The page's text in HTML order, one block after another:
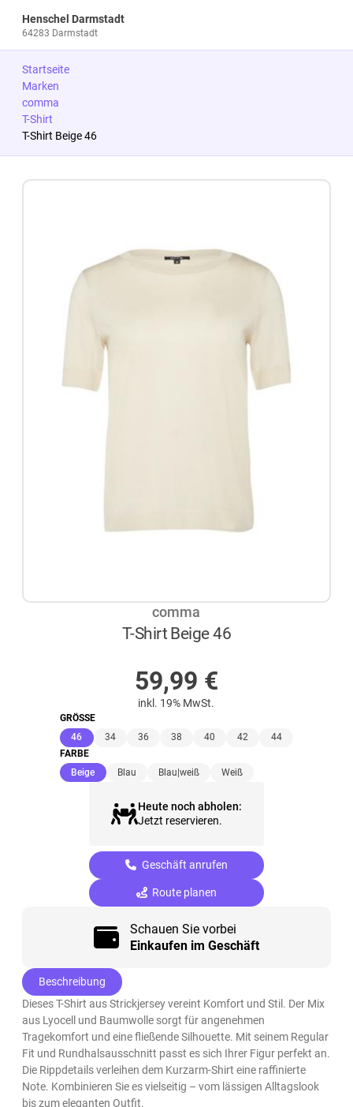
Henschel Darmstadt
64283 Darmstadt
Startseite
Marken
comma
T-Shirt
T-Shirt Beige 46
comma
T-Shirt Beige 46
59,99 €
inkl. 19% MwSt.
GRÖSSE
46(ausgewählt)
34 36 38 40 42
44
FARBE
Beige(ausgewählt)
Blau Blau|weiß Weiß
Heute noch abholen:
Jetzt reservieren.
Geschäft anrufen
Route planen
Schauen Sie vorbei
Einkaufen im Geschäft
Beschreibung
Dieses T-Shirt aus Strickjersey vereint Komfort und Stil. Der Mix
aus Lyocell und Baumwolle sorgt für angenehmen
Tragekomfort und eine fließende Silhouette. Mit seinem Regular
Fit und Rundhalsausschnitt passt es sich Ihrer Figur perfekt an.
Die Rippdetails verleihen dem Kurzarm-Shirt eine raffinierte
Note. Kombinieren Sie es vielseitig – vom lässigen Alltagslook
bis zum eleganten Outfit.